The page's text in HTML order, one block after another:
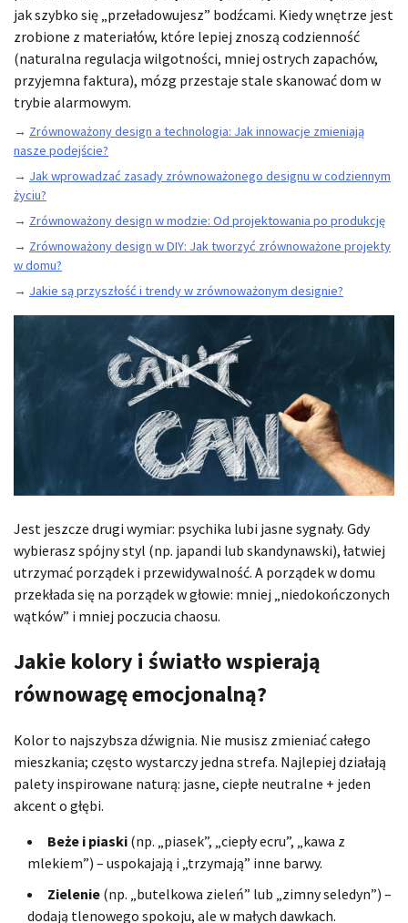
jak szybko się „przeładowujesz” bodźcami. Kiedy wnętrze jest
zrobione z materiałów, które lepiej znoszą codzienność
(naturalna regulacja wilgotności, mniej ostrych zapachów,
przyjemna faktura), mózg przestaje stale skanować dom w
trybie alarmowym.
→ Zrównoważony design a technologia: Jak innowacje zmieniają
nasze podejście?
→ Jak wprowadzać zasady zrównoważonego designu w codziennym
życiu?
→ Zrównoważony design w modzie: Od projektowania po produkcję
→ Zrównoważony design w DIY: Jak tworzyć zrównoważone projekty
w domu?
→ Jakie są przyszłość i trendy w zrównoważonym designie?
Jest jeszcze drugi wymiar: psychika lubi jasne sygnały. Gdy
wybierasz spójny styl (np. japandi lub skandynawski), łatwiej
utrzymać porządek i przewidywalność. A porządek w domu
przekłada się na porządek w głowie: mniej „niedokończonych
wątków” i mniej poczucia chaosu.
Jakie kolory i światło wspierają
równowagę emocjonalną?
Kolor to najszybsza dźwignia. Nie musisz zmieniać całego
mieszkania; często wystarczy jedna strefa. Najlepiej działają
palety inspirowane naturą: jasne, ciepłe neutralne + jeden
akcent o głębi.
Beże i piaski (np. „piasek”, „ciepły ecru”, „kawa z
mlekiem”) – uspokajają i „trzymają” inne barwy.
Zielenie (np. „butelkowa zieleń” lub „zimny seledyn”) –
dodają tlenowego spokoju, ale w małych dawkach.